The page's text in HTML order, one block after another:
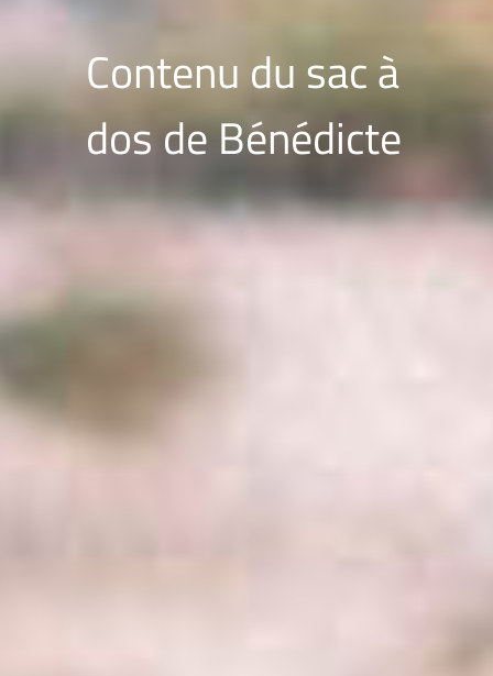
Contenu du sac à
dos de Bénédicte